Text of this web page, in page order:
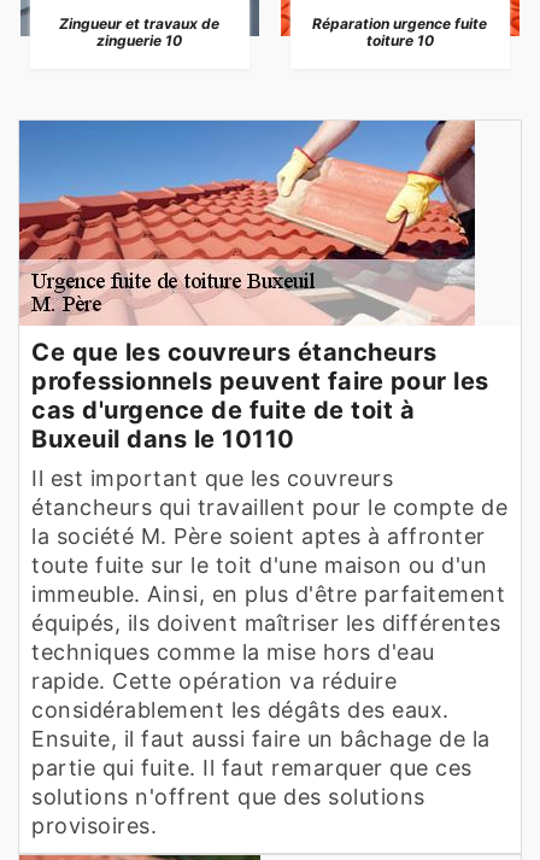
Zingueur et travaux de
zinguerie 10
Réparation urgence fuite
toiture 10
Ce que les couvreurs étancheurs
professionnels peuvent faire pour les
cas d'urgence de fuite de toit à
Buxeuil dans le 10110
Il est important que les couvreurs
étancheurs qui travaillent pour le compte de
la société M. Père soient aptes à affronter
toute fuite sur le toit d'une maison ou d'un
immeuble. Ainsi, en plus d'être parfaitement
équipés, ils doivent maîtriser les différentes
techniques comme la mise hors d'eau
rapide. Cette opération va réduire
considérablement les dégâts des eaux.
Ensuite, il faut aussi faire un bâchage de la
partie qui fuite. Il faut remarquer que ces
solutions n'offrent que des solutions
provisoires.